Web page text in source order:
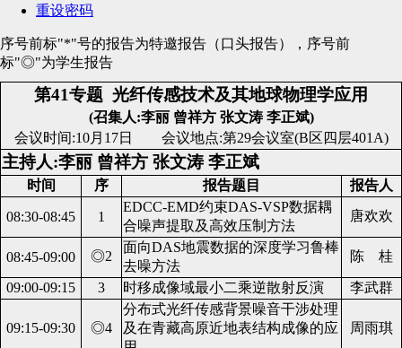
重设密码
序号前标"*"号的报告为特邀报告（口头报告），序号前
标"◎"为学生报告
第41专题 光纤传感技术及其地球物理学应用
(召集人:李丽 曾祥方 张文涛 李正斌)
会议时间:10月17日 会议地点:第29会议室(B区四层401A)
主持人:李丽 曾祥方 张文涛 李正斌
时间 序 报告题目 报告人
08:30-08:45 1
EDCC-EMD约束DAS-VSP数据耦
合噪声提取及高效压制方法
唐欢欢
08:45-09:00 ◎2
面向DAS地震数据的深度学习鲁棒
去噪方法
陈 桂
09:00-09:15 3 时移成像域最小二乘逆散射反演 李武群
09:15-09:30 ◎4
分布式光纤传感背景噪音干涉处理
及在青藏高原近地表结构成像的应
周雨琪